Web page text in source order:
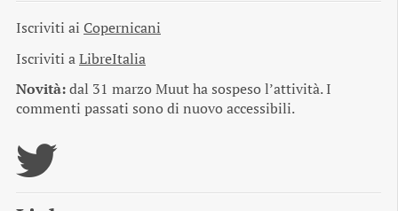
Iscriviti ai Copernicani
Iscriviti aLibreItalia
Novità:dal 31 marzo Muut ha sospeso l’attività. I
commenti passati sono di nuovo accessibili.